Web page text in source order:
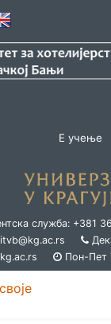
Е учење
служба: +381
Пон-Пет